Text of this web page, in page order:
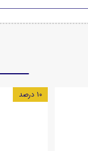
۱۰ درصد